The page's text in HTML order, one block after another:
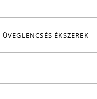
ÜVEGLENCSÉS ÉKSZEREK